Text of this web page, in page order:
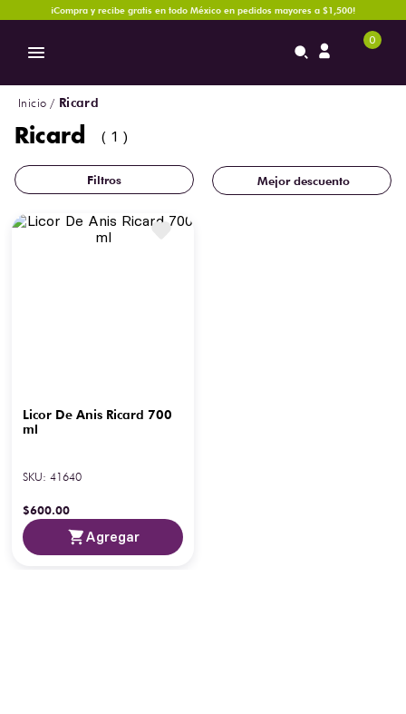
¡Compra y recibe gratis en todo México en pedidos mayores a $1,500!
0
Ricard
Ricard 1
Mejor descuento
Licor De Anis Ricard 700
ml
SKU: 41640
$600.00
Agregar